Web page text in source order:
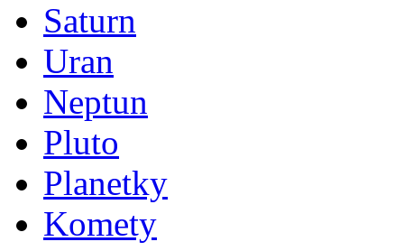
Saturn
Uran
Neptun
Pluto
Planetky
Komety